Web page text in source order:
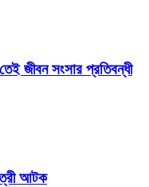
জীবন সংসার প্রতিবন্ধী
আটক